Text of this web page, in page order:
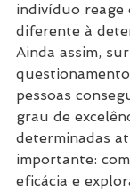
indivíduo reage
diferente à
Ainda assim,
pessoas
grau de
determinadas
importante:
eficácia e